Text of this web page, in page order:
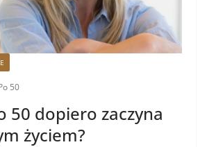
50
50 dopiero zaczyna
życiem?